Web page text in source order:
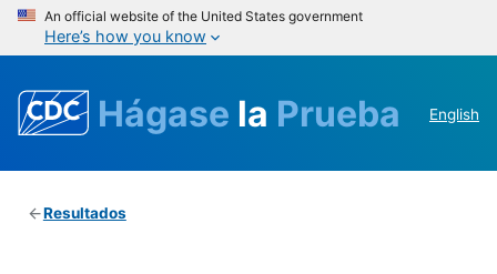
An official website of the United States government
Here’s how you know
Hágase la Prueba English
Resultados